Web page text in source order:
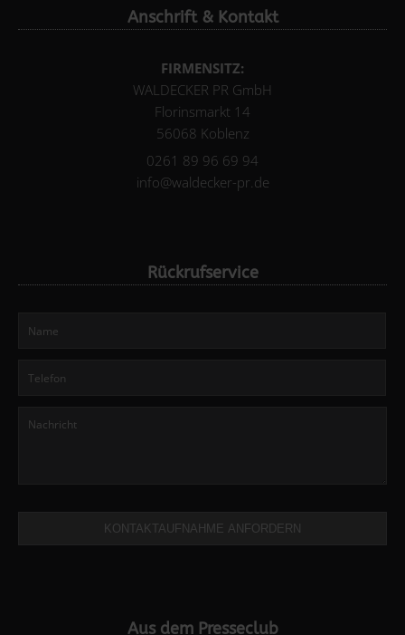
Anschrift & Kontakt
FIRMENSITZ:
WALDECKER PR GmbH
Florinsmarkt 14
56068 Koblenz
0261 89 96 69 94
info@waldecker-pr.de
Rückrufservice
KONTAKTAUFNAHME ANFORDERN
Aus dem Presseclub